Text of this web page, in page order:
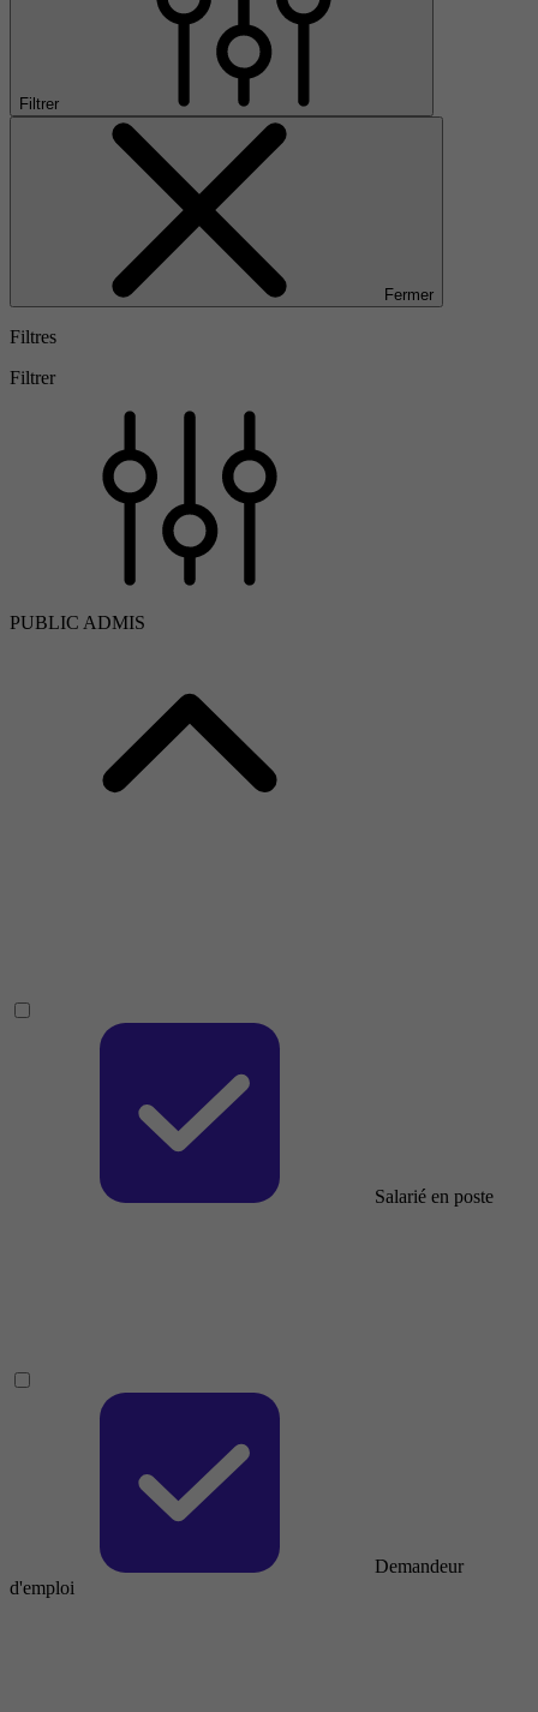
Filtrer
Fermer
Filtres
Filtrer
PUBLIC ADMIS
Salarié en poste
Demandeur
d'emploi